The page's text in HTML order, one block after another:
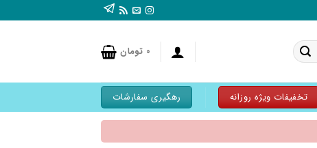
۰ تومان
تخفیفات ویژه روزانه رهگیری سفارشات